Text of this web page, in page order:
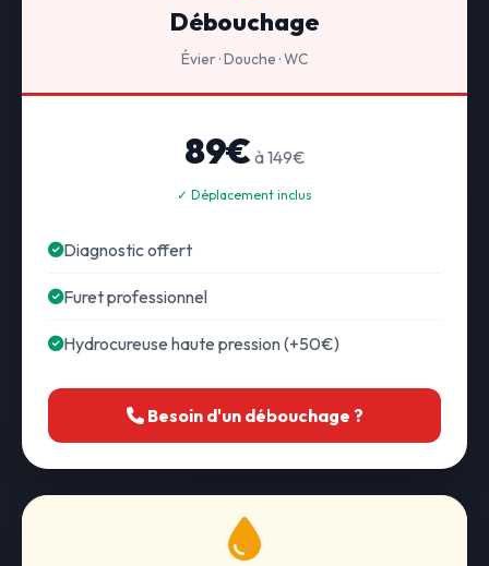
Débouchage
Évier · Douche · WC
89€ à 149€
✓ Déplacement inclus
Diagnostic offert
Furet professionnel
Hydrocureuse haute pression (+50€)
Besoin d'un débouchage ?